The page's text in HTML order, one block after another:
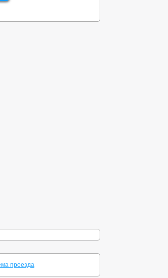
проезда